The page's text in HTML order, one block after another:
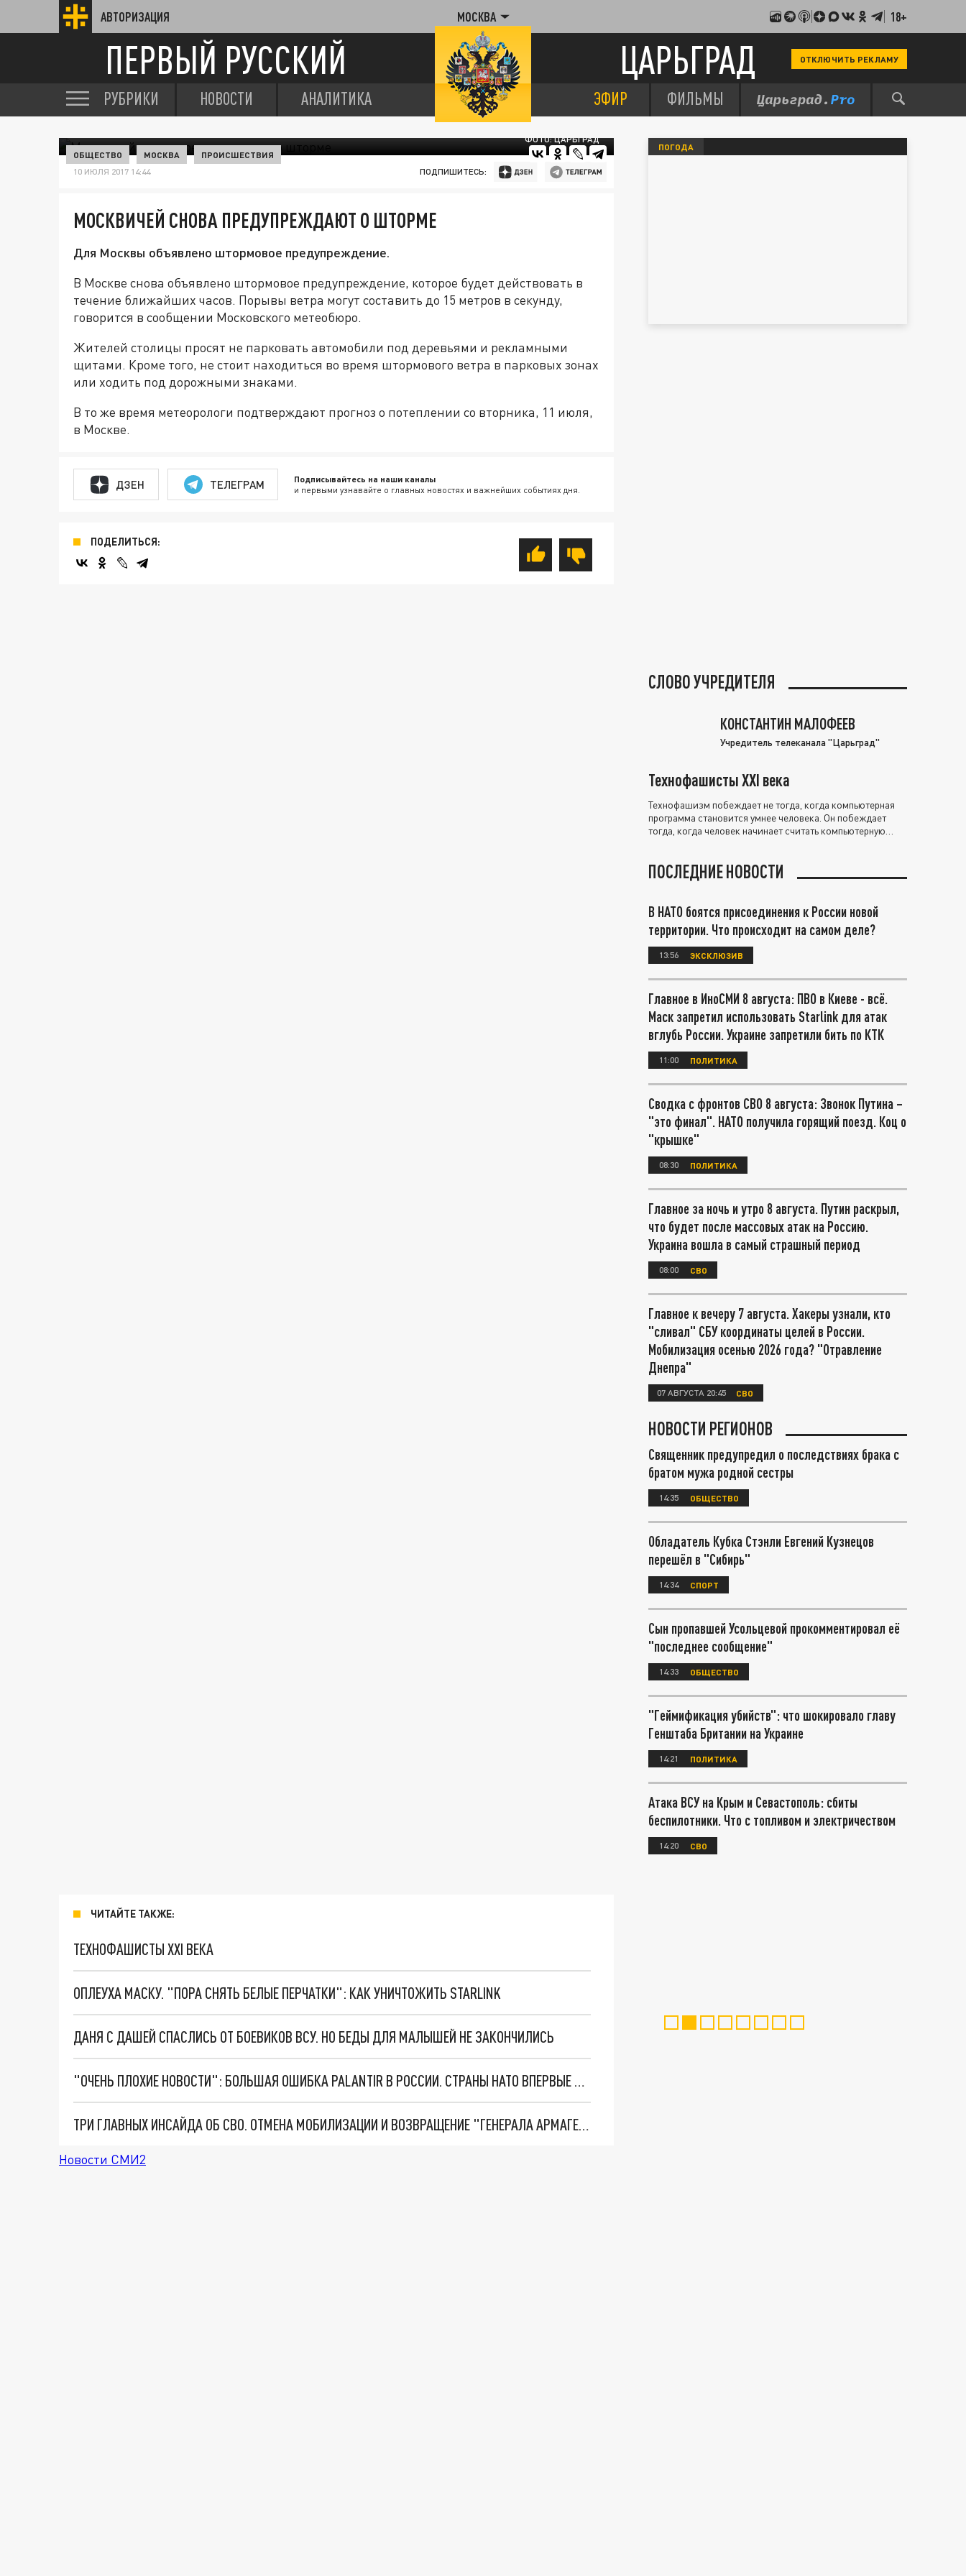
АВТОРИЗАЦИЯ МОСКВА 18+
ПЕРВЫЙ РУССКИЙ ЦАРЬГРАД ОТКЛЮЧИТЬ РЕКЛАМУ
РУБРИКИ НОВОСТИ АНАЛИТИКА ЭФИР ФИЛЬМЫ
ФОТО: ЦАРЬГРАД
ОБЩЕСТВО МОСКВА ПРОИСШЕСТВИЯ
10 ИЮЛЯ 2017 14:44 ПОДПИШИТЕСЬ:
МОСКВИЧЕЙ СНОВА ПРЕДУПРЕЖДАЮТ О ШТОРМЕ
Для Москвы объявлено штормовое предупреждение.
В Москве снова объявлено штормовое предупреждение, которое будет действовать в
течение ближайших часов. Порывы ветра могут составить до 15 метров в секунду,
говорится в сообщении Московского метеобюро.
Жителей столицы просят не парковать автомобили под деревьями и рекламными
щитами. Кроме того, не стоит находиться во время штормового ветра в парковых зонах
или ходить под дорожными знаками.
В то же время метеорологи подтверждают прогноз о потеплении со вторника, 11 июля,
в Москве.
ДЗЕН ТЕЛЕГРАМ Подписывайтесь на наши каналы
и первыми узнавайте о главных новостях и важнейших событиях дня.
ПОДЕЛИТЬСЯ:
ЧИТАЙТЕ ТАКЖЕ:
ТЕХНОФАШИСТЫ XXI ВЕКА
ОПЛЕУХА МАСКУ. "ПОРА СНЯТЬ БЕЛЫЕ ПЕРЧАТКИ": КАК УНИЧТОЖИТЬ STARLINK
ДАНЯ С ДАШЕЙ СПАСЛИСЬ ОТ БОЕВИКОВ ВСУ. НО БЕДЫ ДЛЯ МАЛЫШЕЙ НЕ ЗАКОНЧИЛИСЬ
"ОЧЕНЬ ПЛОХИЕ НОВОСТИ": БОЛЬШАЯ ОШИБКА PALANTIR В РОССИИ. СТРАНЫ НАТО ВПЕРВЫЕ ЗА СВО ОСТАНОВИЛИ ПОСТАВКИ ОРУЖИЯ. ВСУ ТЕРЯЮТ ПРИГРАНИЧЬЕ?
ТРИ ГЛАВНЫХ ИНСАЙДА ОБ СВО. ОТМЕНА МОБИЛИЗАЦИИ И ВОЗВРАЩЕНИЕ "ГЕНЕРАЛА АРМАГЕДДОНА"? ОТЛИЧНЫЕ НОВОСТИ, КОТОРЫЕ ЖДАЛИ ВСЕ
Новости СМИ2
ПОГОДА
СЛОВО УЧРЕДИТЕЛЯ
КОНСТАНТИН МАЛОФЕЕВ
Учредитель телеканала "Царьград"
Технофашисты XXI века
Технофашизм побеждает не тогда, когда компьютерная
программа становится умнее человека. Он побеждает
тогда, когда человек начинает считать компьютерную
ПОСЛЕДНИЕ НОВОСТИ
В НАТО боятся присоединения к России новой
территории. Что происходит на самом деле?
13:56 ЭКСКЛЮЗИВ
Главное в ИноСМИ 8 августа: ПВО в Киеве - всё.
Маск запретил использовать Starlink для атак
вглубь России. Украине запретили бить по КТК
11:00 ПОЛИТИКА
Сводка с фронтов СВО 8 августа: Звонок Путина –
"это финал". НАТО получила горящий поезд. Коц о
"крышке"
08:30 ПОЛИТИКА
Главное за ночь и утро 8 августа. Путин раскрыл,
что будет после массовых атак на Россию.
Украина вошла в самый страшный период
08:00 СВО
Главное к вечеру 7 августа. Хакеры узнали, кто
"сливал" СБУ координаты целей в России.
Мобилизация осенью 2026 года? "Отравление
Днепра"
07 АВГУСТА 20:45 СВО
НОВОСТИ РЕГИОНОВ
Священник предупредил о последствиях брака с
братом мужа родной сестры
14:35 ОБЩЕСТВО
Обладатель Кубка Стэнли Евгений Кузнецов
перешёл в "Сибирь"
14:34 СПОРТ
Сын пропавшей Усольцевой прокомментировал её
"последнее сообщение"
14:33 ОБЩЕСТВО
"Геймификация убийств": что шокировало главу
Генштаба Британии на Украине
14:21 ПОЛИТИКА
Атака ВСУ на Крым и Севастополь: сбиты
беспилотники. Что с топливом и электричеством
14:20 СВО